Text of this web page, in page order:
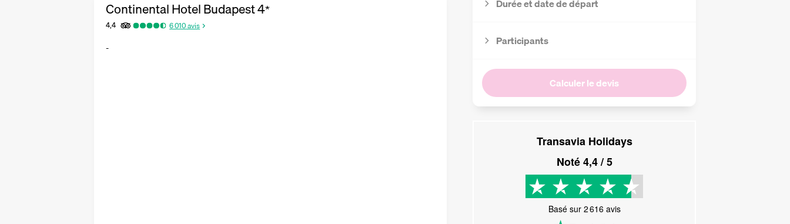
Durée et date de départ
Participants
Calculer le devis
Transavia Holidays
Noté4,4/ 5
Basé sur 2 616avis
Continental Hotel Budapest4*
4,4 6 010avis
-